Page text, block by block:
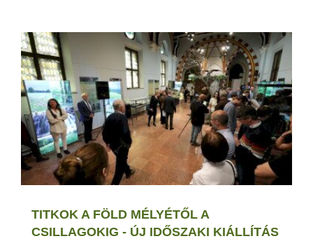
TITKOK A FÖLD MÉLYÉTŐL A
CSILLAGOKIG - ÚJ IDŐSZAKI KIÁLLÍTÁS